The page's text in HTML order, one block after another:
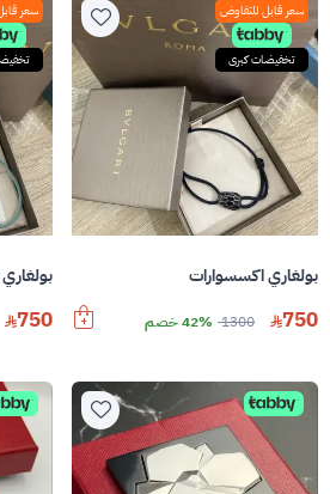
سعر قابل للتفاوض
تخفيضات كبرى
بولغاري اكسسوارات
750
1300 42% خصم
سعر
750